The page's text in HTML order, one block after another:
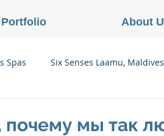
Spas Six Senses Laamu, Maldives
почему мы так
Portfolio About